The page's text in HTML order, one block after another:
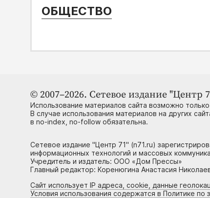
ОБЩЕСТВО
© 2007–2026. Сетевое издание "Центр
Использование материалов сайта возможно
В случае использования материалов на других
в no-index, no-follow обязательна.
Сетевое издание "Центр 71" (n71.ru)
информационных технологий и массовых
Учредитель и издатель: ООО «Дом Прессы»
Главный редактор: Коренюгина Анастасия
Сайт использует IP адреса, cookie, данные
Условия использования содержатся в Политике